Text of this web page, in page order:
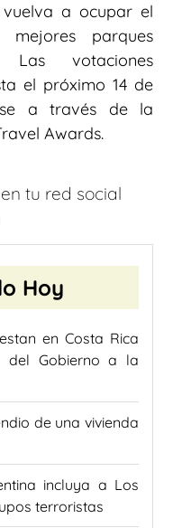
a ocupar el
parques
votaciones
el próximo 14 de
a través de la
Awards.
tu red social
Hoy
en Costa Rica
del Gobierno a la
de una vivienda
incluya a Los
terroristas